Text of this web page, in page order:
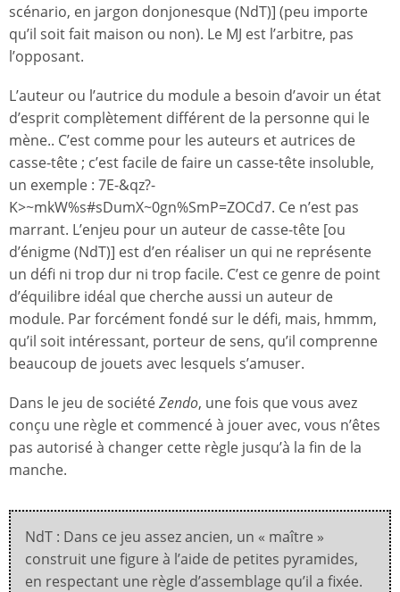
scénario, en jargon donjonesque (NdT)] (peu importe
qu’il soit fait maison ou non). Le MJ est l’arbitre, pas
l’opposant.
L’auteur ou l’autrice du module a besoin d’avoir un état
d’esprit complètement différent de la personne qui le
mène.. C’est comme pour les auteurs et autrices de
casse-tête ; c’est facile de faire un casse-tête insoluble,
un exemple : 7E-&qz?-
K>~mkW%s#sDumX~0gn%SmP=ZOCd7. Ce n’est pas
marrant. L’enjeu pour un auteur de casse-tête [ou
d’énigme (NdT)] est d’en réaliser un qui ne représente
un défi ni trop dur ni trop facile. C’est ce genre de point
d’équilibre idéal que cherche aussi un auteur de
module. Par forcément fondé sur le défi, mais, hmmm,
qu’il soit intéressant, porteur de sens, qu’il comprenne
beaucoup de jouets avec lesquels s’amuser.
Dans le jeu de sociétéZendo, une fois que vous avez
conçu une règle et commencé à jouer avec, vous n’êtes
pas autorisé à changer cette règle jusqu’à la fin de la
manche.
NdT : Dans ce jeu assez ancien, un « maître »
construit une figure à l’aide de petites pyramides,
en respectant une règle d’assemblage qu’il a fixée.